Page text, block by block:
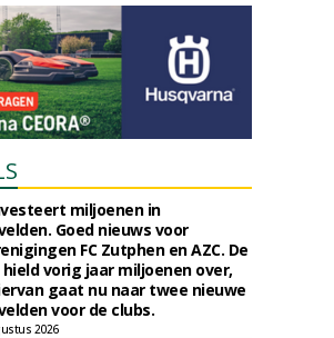
miljoenen in
Goed nieuws voor
FC Zutphen en AZC. De
vorig jaar miljoenen over,
gaat nu naar twee nieuwe
voor de clubs.
2026